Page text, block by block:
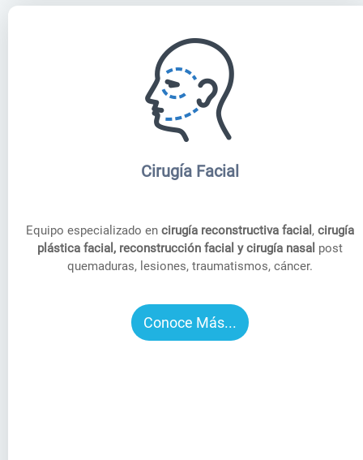
Cirugía Facial
Equipo especializado en cirugía reconstructiva facial , cirugía
plástica facial, reconstrucción facial y cirugía nasal post
quemaduras, lesiones, traumatismos, cáncer.
Conoce Más...